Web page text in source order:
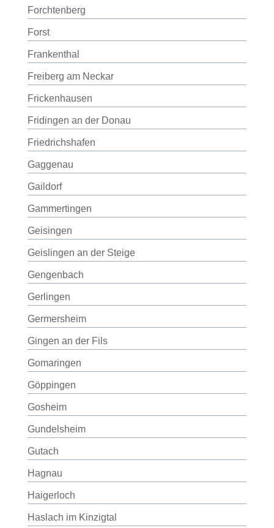
Forchtenberg
Forst
Frankenthal
Freiberg am Neckar
Frickenhausen
Fridingen an der Donau
Friedrichshafen
Gaggenau
Gaildorf
Gammertingen
Geisingen
Geislingen an der Steige
Gengenbach
Gerlingen
Germersheim
Gingen an der Fils
Gomaringen
Göppingen
Gosheim
Gundelsheim
Gutach
Hagnau
Haigerloch
Haslach im Kinzigtal